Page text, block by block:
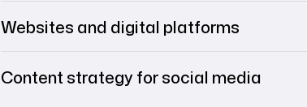
Websites and digital platforms
Content strategy for social media